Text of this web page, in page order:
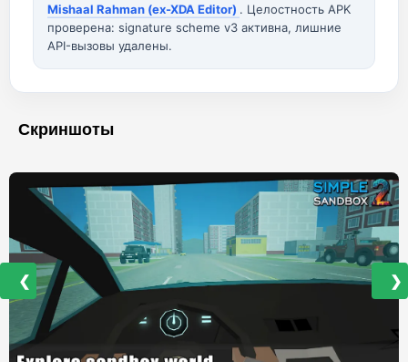
Mishaal Rahman (ex-XDA Editor) . Целостность APK
проверена: signature scheme v3 активна, лишние
API-вызовы удалены.
Скриншоты
❮ ❯